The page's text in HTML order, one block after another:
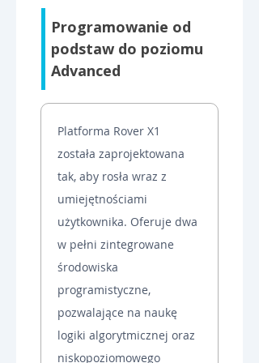
Programowanie od
podstaw do poziomu
Advanced
Platforma Rover X1
została zaprojektowana
tak, aby rosła wraz z
umiejętnościami
użytkownika. Oferuje dwa
w pełni zintegrowane
środowiska
programistyczne,
pozwalające na naukę
logiki algorytmicznej oraz
niskopoziomowego